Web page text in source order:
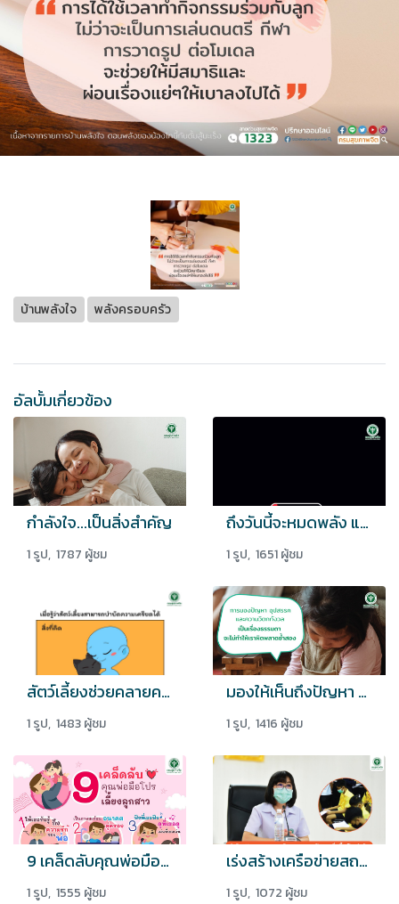
บ้านพลังใจ พลังครอบครัว
อัลบั้มเกี่ยวข้อง
กำลังใจ...เป็นสิ่งสำคัญ
1 รูป, 1787 ผู้ชม
ถึงวันนี้จะหมดพลัง แตอย่าเพิ่งหมดหวังกับวันพรุ่งนี้
1 รูป, 1651 ผู้ชม
สัตว์เลี้ยงช่วยคลายความเครียดได้
1 รูป, 1483 ผู้ชม
มองให้เห็นถึงปัญหา จะทำให้ไม่ผิดพลาดซ้ำสอง
1 รูป, 1416 ผู้ชม
9 เคล็ดลับคุณพ่อมือโปรเลี้ยงลูกสาว
1 รูป, 1555 ผู้ชม
เร่งสร้างเครือข่ายสถานศึกษาร่วมดูแลจิตใจนักเรียน นักศึกษา
1 รูป, 1072 ผู้ชม